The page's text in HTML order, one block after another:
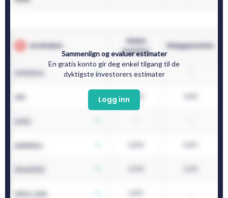
Sammenlign og evaluer estimater
En gratis konto gir deg enkel tilgang til de
dyktigste investorers estimater
Logg inn